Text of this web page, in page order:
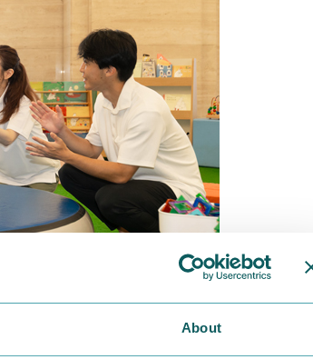
About
みに！